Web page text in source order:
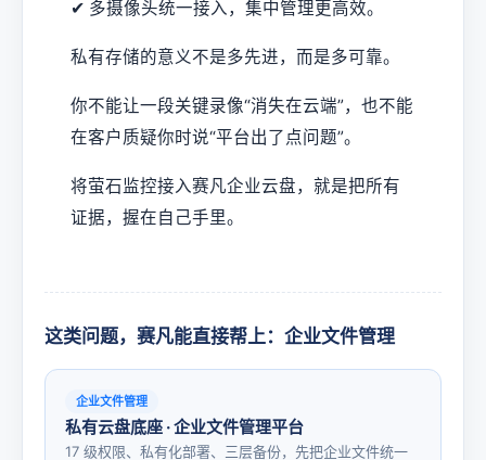
✔ 多摄像头统一接入，集中管理更高效。
私有存储的意义不是多先进，而是多可靠。
你不能让一段关键录像“消失在云端”，也不能
在客户质疑你时说“平台出了点问题”。
将萤石监控接入赛凡企业云盘，就是把所有
证据，握在自己手里。
这类问题，赛凡能直接帮上：企业文件管理
企业文件管理
私有云盘底座 · 企业文件管理平台
17 级权限、私有化部署、三层备份，先把企业文件统一